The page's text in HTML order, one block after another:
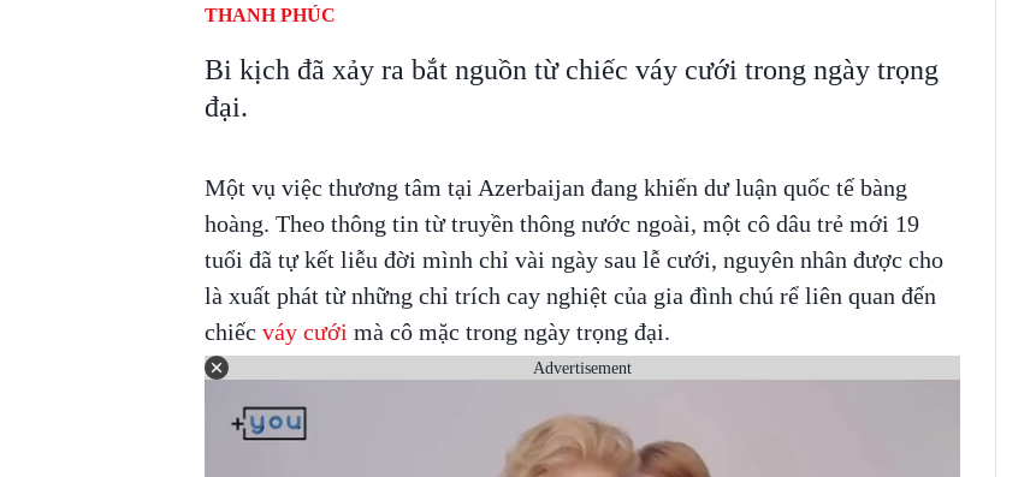
THANH PHÚC
Bi kịch đã xảy ra bắt nguồn từ chiếc váy cưới trong ngày trọng
đại.
Một vụ việc thương tâm tại Azerbaijan đang khiến dư luận quốc tế bàng
hoàng. Theo thông tin từ truyền thông nước ngoài, một cô dâu trẻ mới 19
tuổi đã tự kết liễu đời mình chỉ vài ngày sau lễ cưới, nguyên nhân được cho
là xuất phát từ những chỉ trích cay nghiệt của gia đình chú rể liên quan đến
chiếc váy cưới mà cô mặc trong ngày trọng đại.
Advertisement